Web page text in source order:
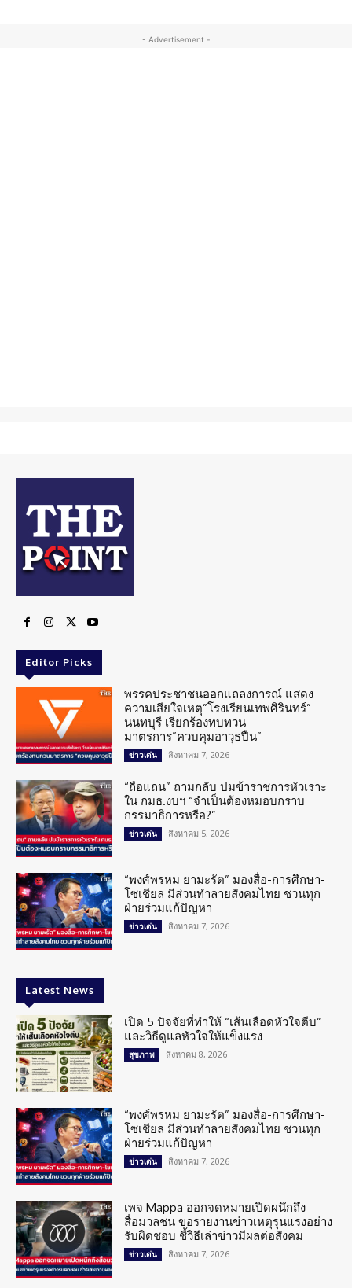
- Advertisement -
Editor Picks
พรรคประชาชนออกแถลงการณ์ แสดง
ความเสียใจเหตุ”โรงเรียนเทพศิรินทร์”
นนทบุรี เรียกร้องทบทวน
มาตรการ”ควบคุมอาวุธปืน”
ข่าวเด่น สิงหาคม 7, 2026
“ถือแถน” ถามกลับ ปมข้าราชการหัวเราะ
ใน กมธ.งบฯ “จำเป็นต้องหมอบกราบ
กรรมาธิการหรือ?”
ข่าวเด่น สิงหาคม 5, 2026
“พงศ์พรหม ยามะรัต” มองสื่อ-การศึกษา-
โซเชียล มีส่วนทำลายสังคมไทย ชวนทุก
ฝ่ายร่วมแก้ปัญหา
ข่าวเด่น สิงหาคม 7, 2026
Latest News
เปิด 5 ปัจจัยที่ทำให้ “เส้นเลือดหัวใจตีบ”
และวิธีดูแลหัวใจให้แข็งแรง
สุขภาพ สิงหาคม 8, 2026
“พงศ์พรหม ยามะรัต” มองสื่อ-การศึกษา-
โซเชียล มีส่วนทำลายสังคมไทย ชวนทุก
ฝ่ายร่วมแก้ปัญหา
ข่าวเด่น สิงหาคม 7, 2026
เพจ Mappa ออกจดหมายเปิดผนึกถึง
สื่อมวลชน ขอรายงานข่าวเหตุรุนแรงอย่าง
รับผิดชอบ ชี้วิธีเล่าข่าวมีผลต่อสังคม
ข่าวเด่น สิงหาคม 7, 2026